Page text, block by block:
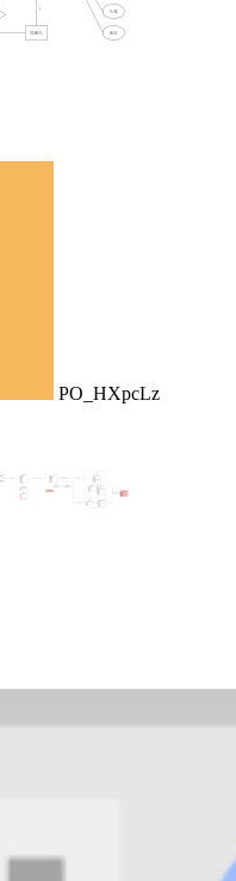
PO_HXpcLz